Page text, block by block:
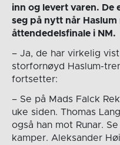
inn og levert varen. De
seg på nytt når
åttendedelsfinale i NM.
– Ja, de har virkelig
storfornøyd Haslum-
fortsetter:
– Se på Mads Falck
uke siden. Thomas
også han mot Runar.
kamper. Aleksander